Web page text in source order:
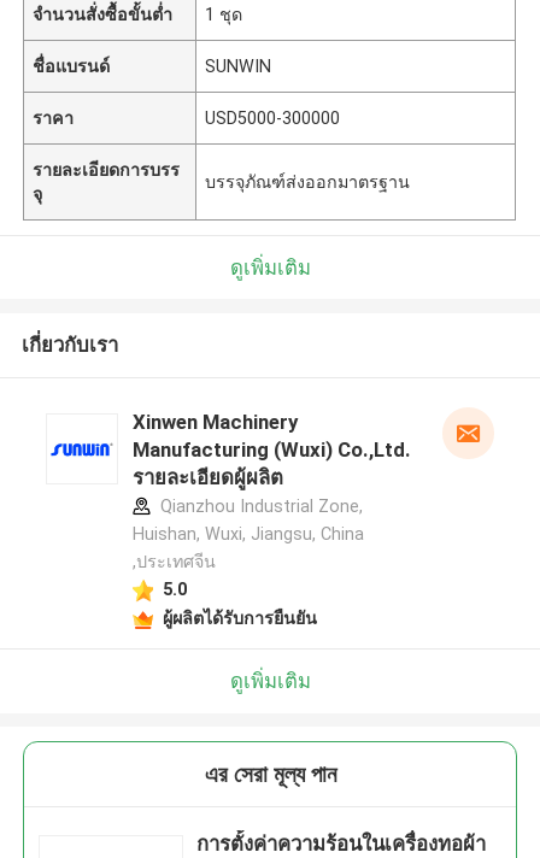
จำนวนสั่งซื้อขั้นต่ำ 1 ชุด
ชื่อแบรนด์ SUNWIN
ราคา USD5000-300000
รายละเอียดการบรร
จุ
บรรจุภัณฑ์ส่งออกมาตรฐาน
ดูเพิ่มเติม
เกี่ยวกับเรา
Xinwen Machinery
Manufacturing (Wuxi) Co.,Ltd.
รายละเอียดผู้ผลิต
Qianzhou Industrial Zone,
Huishan, Wuxi, Jiangsu, China
,ประเทศจีน
5.0
ผู้ผลิตได้รับการยืนยัน
ดูเพิ่มเติม
এর সেরা মূল্য পান
การตั้งค่าความร้อนในเครื่องทอผ้า